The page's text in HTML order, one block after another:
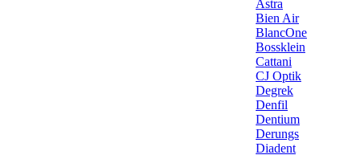
Astra
Bien Air
BlancOne
Bossklein
Cattani
CJ Optik
Degrek
Denfil
Dentium
Derungs
Diadent